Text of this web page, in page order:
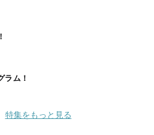
ラム！
特集をもっと見る